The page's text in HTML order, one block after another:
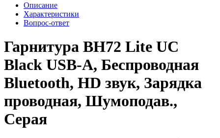
Описание
Характеристики
Вопрос-ответ
Гарнитура BH72 Lite UC
Black USB-A, Беспроводная
Bluetooth, HD звук, Зарядка
проводная, Шумоподав.,
Серая